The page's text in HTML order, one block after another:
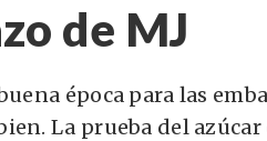
de MJ
época para las
La prueba del